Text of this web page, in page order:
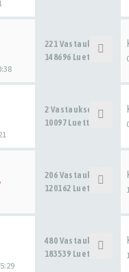
221 Vastaukset
148696 Luettu
2 Vastaukset
10097 Luettu
206 Vastaukset
120162 Luettu
480 Vastaukset
183539 Luettu